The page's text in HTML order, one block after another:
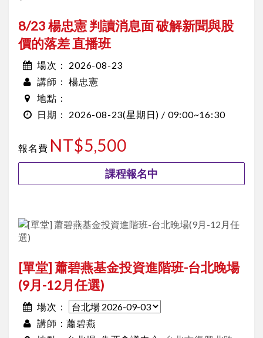
8/23 楊忠憲 判讀消息面 破解新聞與股
價的落差 直播班
場次： 2026-08-23
講師： 楊忠憲
地點：
日期：
2026-08-23(星期日) / 09:00~16:30
報名費 NT$5,500
課程報名中
[單堂] 蕭碧燕基金投資進階班-台北晚場
(9月-12月任選)
場次：
講師：蕭碧燕